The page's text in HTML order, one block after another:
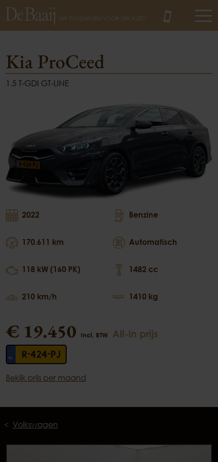
Kia ProCeed
1.5 T-GDI GT-LINE
2022
170.611 km
118 kW (160 PK)
210 km/h
Benzine
Automatisch
1482 cc
1410 kg
€ 19.450 Incl. BTW All-in prijs
R-424-PJ
Bekijk prijs per maand
Volkswagen